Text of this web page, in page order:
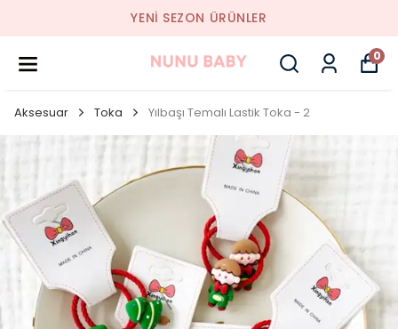
YENI SEZON ÜRÜNLER
0
Aksesuar Toka Yılbaşı Temalı Lastik Toka - 2